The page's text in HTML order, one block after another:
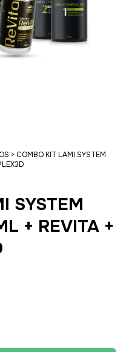
> COMBO KIT LAMI SYSTEM
SYSTEM
+ REVITA +